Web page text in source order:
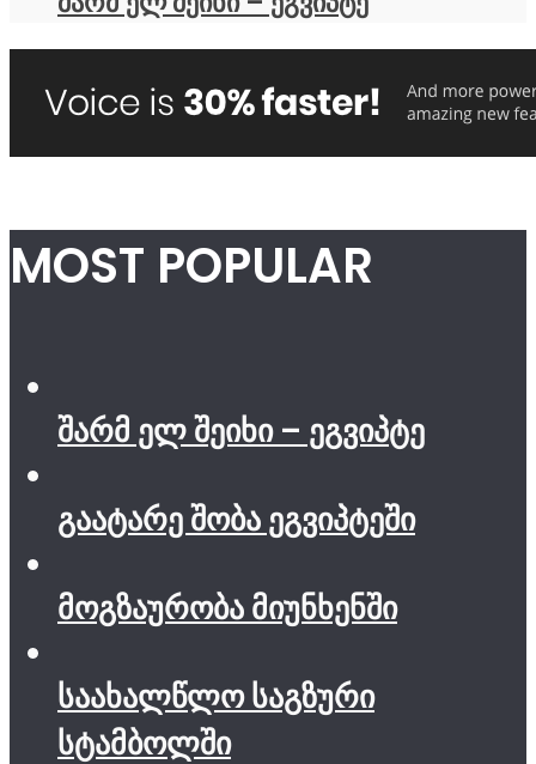
MOST POPULAR
შარმ ელ შეიხი – ეგვიპტე
გაატარე შობა ეგვიპტეში
მოგზაურობა მიუნხენში
საახალწლო საგზური
სტამბოლში